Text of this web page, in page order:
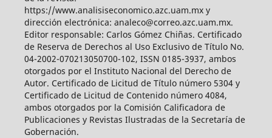
https://www.analisiseconomico.azc.uam.mx y
dirección electrónica: analeco@correo.azc.uam.mx.
Editor responsable: Carlos Gómez Chiñas. Certificado
de Reserva de Derechos al Uso Exclusivo de Título No.
04-2002-070213050700-102, ISSN 0185-3937, ambos
otorgados por el Instituto Nacional del Derecho de
Autor. Certificado de Licitud de Título número 5304 y
Certificado de Licitud de Contenido número 4084,
ambos otorgados por la Comisión Calificadora de
Publicaciones y Revistas Ilustradas de la Secretaría de
Gobernación.